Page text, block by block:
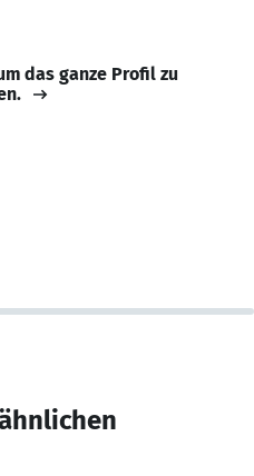
das ganze Profil zu